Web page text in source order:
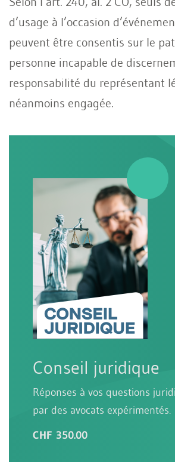
d’usage à l’occasion
peuvent être consentis sur le
personne incapable de
responsabilité du représentant
néanmoins engagée.
Conseil juridique
Réponses à vos questions
par des avocats expérimentés.
CHF 350.00